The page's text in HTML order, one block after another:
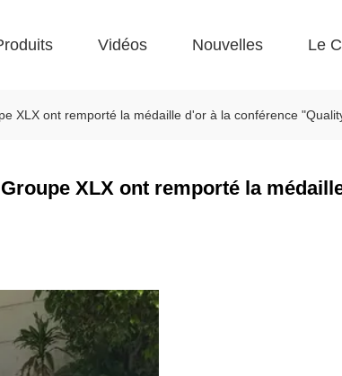
Vidéos Nouvelles Le
XLX ont remporté la médaille d'or à la conférence
XLX ont remporté la